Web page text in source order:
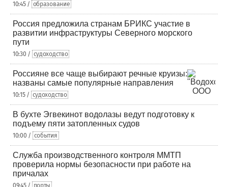
10:45 / образование
Россия предложила странам БРИКС участие в
развитии инфраструктуры Северного морского
пути
10:30 / судоходство
Россияне все чаще выбирают речные круизы:
названы самые популярные направления
10:15 / судоходство
В бухте Эгвекинот водолазы ведут подготовку к
подъему пяти затопленных судов
10:00 / события
Служба производственного контроля ММТП
проверила нормы безопасности при работе на
причалах
09:45 / порты